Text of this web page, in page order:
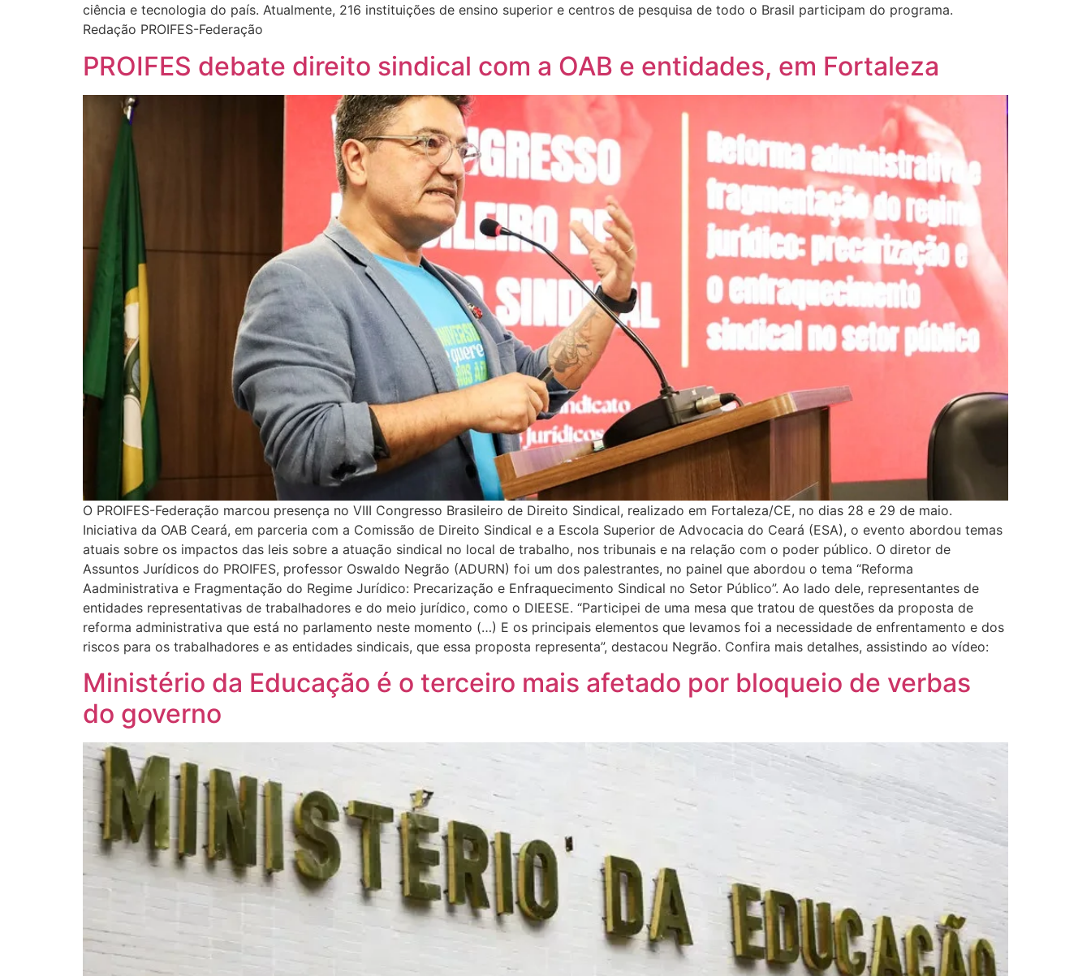
ciência e tecnologia do país. Atualmente, 216 instituições de ensino superior e centros de pesquisa de todo o Brasil participam do programa.
Redação PROIFES-Federação
PROIFES debate direito sindical com a OAB e entidades, em Fortaleza
O PROIFES-Federação marcou presença no VIII Congresso Brasileiro de Direito Sindical, realizado em Fortaleza/CE, no dias 28 e 29 de maio.
Iniciativa da OAB Ceará, em parceria com a Comissão de Direito Sindical e a Escola Superior de Advocacia do Ceará (ESA), o evento abordou temas
atuais sobre os impactos das leis sobre a atuação sindical no local de trabalho, nos tribunais e na relação com o poder público. O diretor de
Assuntos Jurídicos do PROIFES, professor Oswaldo Negrão (ADURN) foi um dos palestrantes, no painel que abordou o tema “Reforma
Aadministrativa e Fragmentação do Regime Jurídico: Precarização e Enfraquecimento Sindical no Setor Público”. Ao lado dele, representantes de
entidades representativas de trabalhadores e do meio jurídico, como o DIEESE. “Participei de uma mesa que tratou de questões da proposta de
reforma administrativa que está no parlamento neste momento (…) E os principais elementos que levamos foi a necessidade de enfrentamento e dos
riscos para os trabalhadores e as entidades sindicais, que essa proposta representa”, destacou Negrão. Confira mais detalhes, assistindo ao vídeo:
Ministério da Educação é o terceiro mais afetado por bloqueio de verbas
do governo